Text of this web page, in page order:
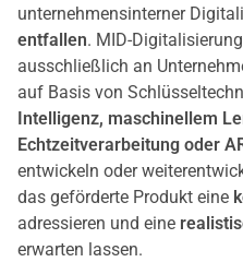
unternehmensinterner
entfallen. MID-
ausschließlich an
auf Basis von
Intelligenz, maschinellem
Echtzeitverarbeitung oder
entwickeln oder
das geförderte Produkt eine
adressieren und eine
erwarten lassen.